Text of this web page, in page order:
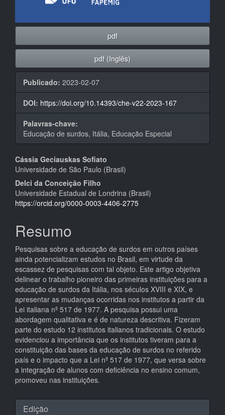
pdf
pdf (Inglês)
Publicado: 2023-02-07
DOI: https://doi.org/10.14393/che-v22-2023-167
Palavras-chave:
Educação de surdos, Itália, Educação Especial
Conteúdo
do
artigo
principal
Cássia Geciauskas Sofiato
Universidade de São Paulo (Brasil)
Delci da Conceição Filho
Universidade Estadual de Londrina (Brasil)
https://orcid.org/0000-0003-4406-2775
Resumo
Pesquisas sobre a educação de surdos em outros países
ainda potencializam estudos no Brasil, em virtude da
escassez de pesquisas com tal objeto. Este artigo objetiva
delinear o trabalho pioneiro das primeiras instituições para a
educação de surdos da Itália, nos séculos XVIII e XIX, e
apresentar as mudanças ocorridas nos institutos a partir da
Lei italiana nº 517 de 1977. A pesquisa possui uma
abordagem qualitativa e é de natureza descritiva. Fizeram
parte do estudo 12 institutos italianos tradicionais. O estudo
evidenciou a importância que os institutos tiveram para a
constituição das bases da educação de surdos no referido
país e o impacto que a Lei nº 517 de 1977, que versa sobre
a integração de alunos com deficiência no ensino comum,
promoveu nas instituições.
Detalhes
Edição